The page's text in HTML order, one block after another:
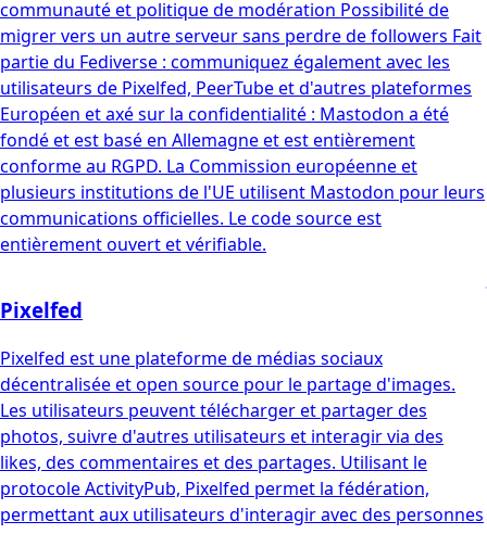
communauté et politique de modération Possibilité de
migrer vers un autre serveur sans perdre de followers Fait
partie du Fediverse : communiquez également avec les
utilisateurs de Pixelfed, PeerTube et d'autres plateformes
Européen et axé sur la confidentialité : Mastodon a été
fondé et est basé en Allemagne et est entièrement
conforme au RGPD. La Commission européenne et
plusieurs institutions de l'UE utilisent Mastodon pour leurs
communications officielles. Le code source est
entièrement ouvert et vérifiable.
Pixelfed
Pixelfed est une plateforme de médias sociaux
décentralisée et open source pour le partage d'images.
Les utilisateurs peuvent télécharger et partager des
photos, suivre d'autres utilisateurs et interagir via des
likes, des commentaires et des partages. Utilisant le
protocole ActivityPub, Pixelfed permet la fédération,
permettant aux utilisateurs d'interagir avec des personnes